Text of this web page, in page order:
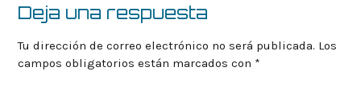
Deja una respuesta
Tu dirección de correo electrónico no será publicada. Los
campos obligatorios están marcados con *